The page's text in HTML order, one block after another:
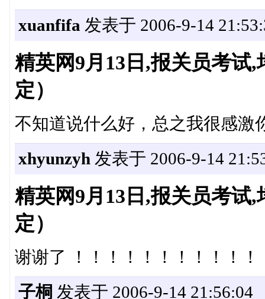
xuanfifa 发表于 2006-9-14
精英网9月13日,报关员考试
定）
不知道说什么好，总之我很感激
xhyunzyh 发表于 2006-9-14
精英网9月13日,报关员考试
定）
谢谢了 ！！！！！！！！！！！
子桐 发表于 2006-9-14 21:56:04